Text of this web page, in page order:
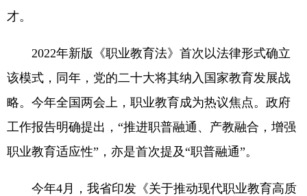
才。
2022年新版《职业教育法》首次以法律形式确立
该模式，同年，党的二十大将其纳入国家教育发展战
略。今年全国两会上，职业教育成为热议焦点。政府
工作报告明确提出，“推进职普融通、产教融合，增强
职业教育适应性”，亦是首次提及“职普融通”。
今年4月，我省印发《关于推动现代职业教育高质